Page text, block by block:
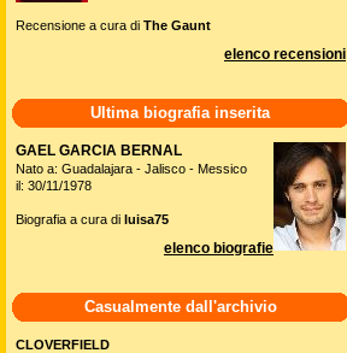
Recensione a cura di The Gaunt
elenco recensioni
Ultima biografia inserita
GAEL GARCIA BERNAL
Nato a: Guadalajara - Jalisco - Messico
il: 30/11/1978
Biografia a cura di luisa75
elenco biografie
Casualmente dall'archivio
CLOVERFIELD